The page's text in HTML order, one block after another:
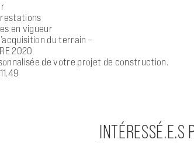
en vigueur
du terrain –
2020
de votre projet de construction.
INTÉRESSÉ.E.S